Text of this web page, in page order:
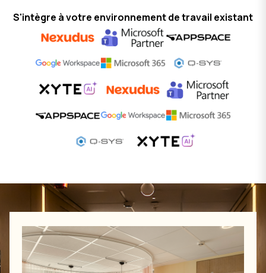
S'intègre à votre environnement de travail existant